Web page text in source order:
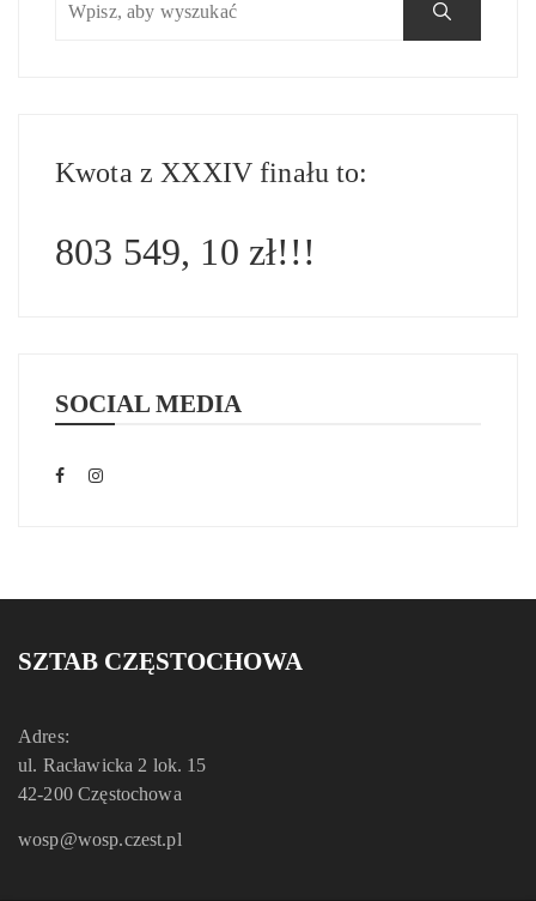
Kwota z XXXIV finału to:
803 549, 10 zł!!!
SOCIAL MEDIA
SZTAB CZĘSTOCHOWA
Adres:
ul. Racławicka 2 lok. 15
42-200 Częstochowa
wosp@wosp.czest.pl